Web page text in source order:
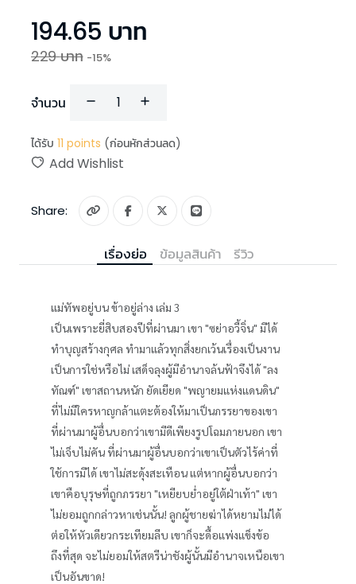
194.65 บาท
229บาท -15%
จำนวน
ได้รับ 11 points (ก่อนหักส่วนลด)
Add Wishlist
Share:
เรื่องย่อ ข้อมูลสินค้า รีวิว
แม่ทัพอยู่บน ข้าอยู่ล่าง เล่ม 3
เป็นเพราะยี่สิบสองปีที่ผ่านมา เขา "ซย่าอวี้จิ่น" มิได้
ทำบุญสร้างกุศล ทำมาแล้วทุกสิ่งยกเว้นเรื่องเป็นงาน
เป็นการใช่หรือไม่ เสด็จลุงผู้มีอำนาจล้นฟ้าจึงได้ "ลง
ทัณฑ์" เขาสถานหนัก ยัดเยียด "พญายมแห่งแดนดิน"
ที่ไม่มีใครหาญกล้าแตะต้องให้มาเป็นภรรยาของเขา
ที่ผ่านมาผู้อื่นบอกว่าเขามีดีเพียงรูปโฉมภายนอก เขา
ไม่เจ็บไม่คัน ที่ผ่านมาผู้อื่นบอกว่าเขาเป็นตัวไร้ค่าที่
ใช้การมิได้ เขาไม่สะดุ้งสะเทือน แต่หากผู้อื่นบอกว่า
เขาคือบุรุษที่ถูกภรรยา "เหยียบย่ำอยู่ใต้ฝ่าเท้า" เขา
ไม่ยอมถูกกล่าวหาเช่นนั้น! ลูกผู้ชายฆ่าได้หยามไม่ได้
ต่อให้หัวเดียวกระเทียมลีบ เขาก็จะดื้อแพ่งแข็งข้อ
ถึงที่สุด จะไม่ยอมให้สตรีน่าชังผู้นั้นมีอำนาจเหนือเขา
เป็นอันขาด!